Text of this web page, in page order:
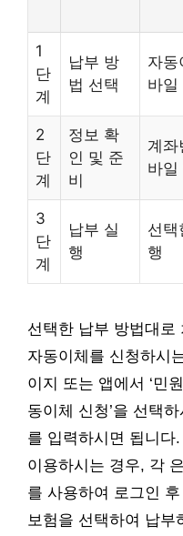
1
단
계
납부 방
법 선택
자동
바일
2
단
계
정보 확
인 및 준
비
계좌
바일
3
단
계
납부 실
행
선택
행
선택한 납부 방법대로
자동이체를 신청하시
이지 또는 앱에서 ‘민
동이체 신청’을 선택
를 입력하시면 됩니다
이용하시는 경우, 각
를 사용하여 로그인 후
보험을 선택하여 납부